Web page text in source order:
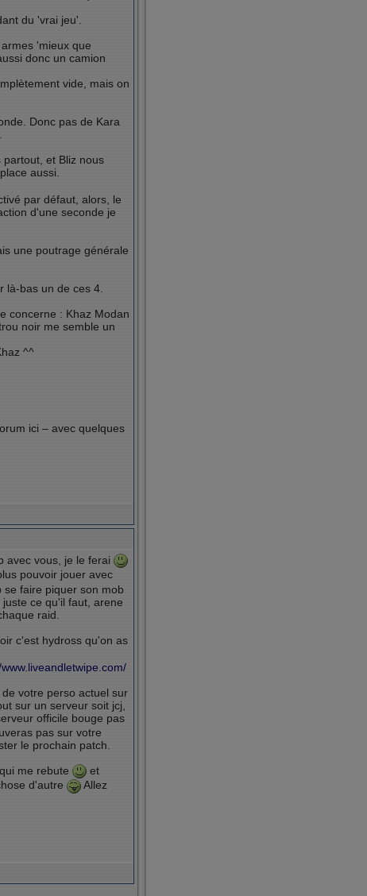
du 'vrai jeu'.
'mieux que
donc un camion
vide, mais on
Donc pas de Kara
et Bliz nous
aussi.
par défaut, alors, le
d'une seconde je
une poutrage générale
là-bas un de ces 4.
concerne : Khaz Modan
noir me semble un
^^
ici – avec quelques
avec vous, je le ferai
pouvoir jouer avec
faire piquer son mob
ce qu'il faut, arene
raid.
c'est hydross qu'on as
votre perso actuel sur
sur un serveur soit jcj,
officile bouge pas
pas sur votre
le prochain patch.
me rebute
et
d'autre
Allez